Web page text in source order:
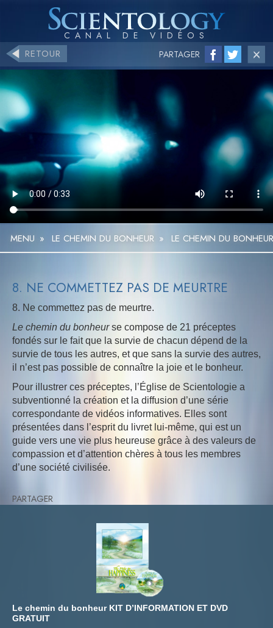
RETOUR PARTAGER
MENU » LE CHEMIN DU BONHEUR » LE CHEMIN DU
8. NE COMMETTEZ PAS DE MEURTRE
8. Ne commettez pas de meurtre.
Le chemin du bonheurse compose de 21 préceptes
fondés sur le fait que la survie de chacun dépend de la
survie de tous les autres, et que sans la survie des autres,
il n’est pas possible de connaître la joie et le bonheur.
Pour illustrer ces préceptes, l’Église de Scientologie a
subventionné la création et la diffusion d’une série
correspondante de vidéos informatives. Elles sont
présentées dans l’esprit du livret lui-même, qui est un
guide vers une vie plus heureuse grâce à des valeurs de
compassion et d’attention chères à tous les membres
d’une société civilisée.
PARTAGER
Le chemin du bonheur KIT D’INFORMATION ET DVD
GRATUIT